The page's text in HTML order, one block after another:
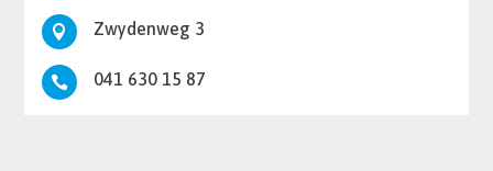
 Zwydenweg 3
 041 630 15 87